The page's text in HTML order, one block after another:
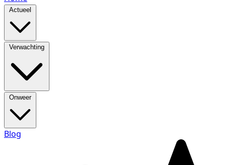
Actueel
Verwachting
Onweer
Blog